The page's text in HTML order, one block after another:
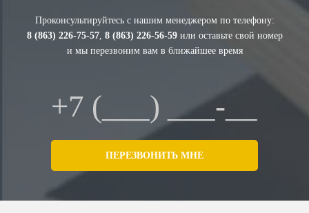
Проконсультируйтесь с нашим менеджером по телефону:
8 (863) 226-75-57, 8 (863) 226-56-59или оставьте свой номер
и мы перезвоним вам в ближайшее время